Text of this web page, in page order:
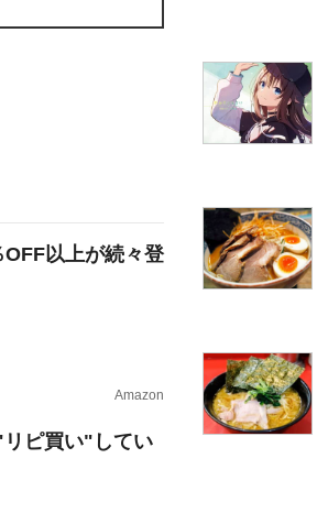
OFF以上が続々登
Amazon
リピ買い"してい